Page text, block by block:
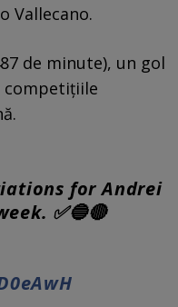
Vallecano.
de minute), un gol
competițiile
for Andrei
✅🔵🔴